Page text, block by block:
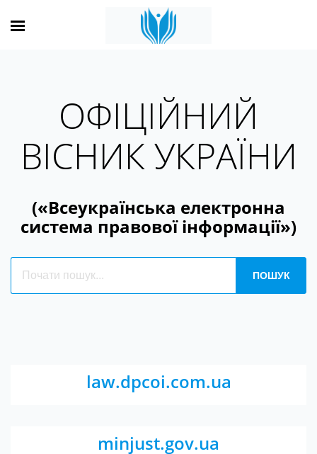
ОФІЦІЙНИЙ
ВІСНИК УКРАЇНИ
(«Всеукраїнська електронна
система правової інформації»)
law.dpcoi.com.ua
minjust.gov.ua